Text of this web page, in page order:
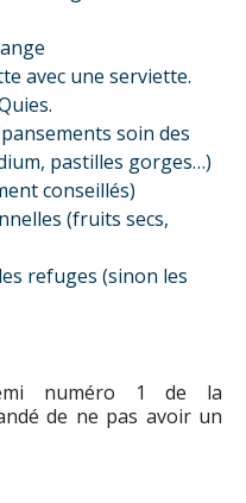
avec une serviette.
soin des
pastilles gorges…)
conseillés)
(fruits secs,
refuges (sinon les
numéro 1 de la
de ne pas avoir un